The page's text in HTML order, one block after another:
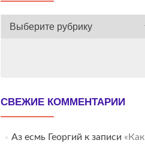
ВЕСЬ
СВЕЖИЕ КОММЕНТАРИИ
Аз есмь Георгий к записи «Как